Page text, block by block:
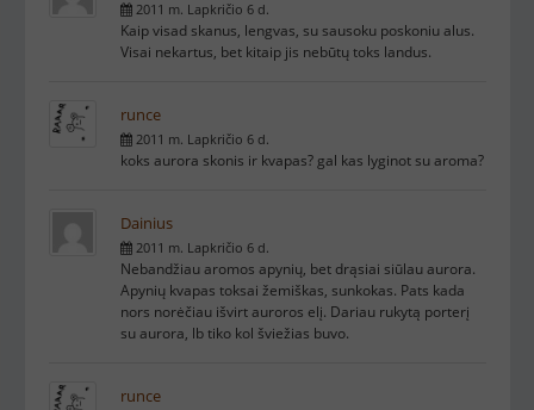
2011 m. Lapkričio 6 d.
Kaip visad skanus, lengvas, su sausoku poskoniu alus.
Visai nekartus, bet kitaip jis nebūtų toks landus.
runce
2011 m. Lapkričio 6 d.
koks aurora skonis ir kvapas? gal kas lyginot su aroma?
Dainius
2011 m. Lapkričio 6 d.
Nebandžiau aromos apynių, bet drąsiai siūlau aurora.
Apynių kvapas toksai žemiškas, sunkokas. Pats kada
nors norėčiau išvirt auroros elį. Dariau rukytą porterį
su aurora, lb tiko kol šviežias buvo.
runce